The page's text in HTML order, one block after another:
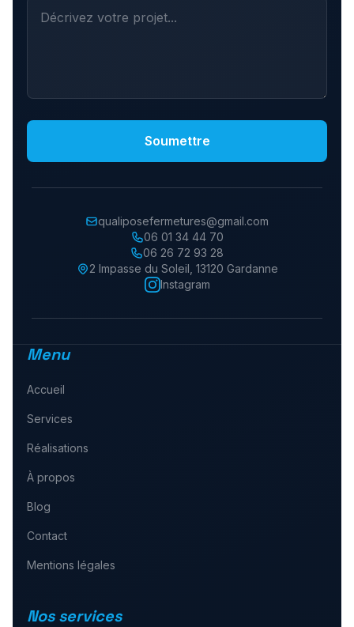
Soumettre
qualiposefermetures@gmail.com
06 01 34 44 70
06 26 72 93 28
2 Impasse du Soleil 13120 Gardanne
Instagram
Menu
Accueil
Services
Réalisations
À propos
Blog
Contact
Mentions légales
Nos services